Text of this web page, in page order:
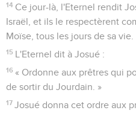
14 Ce jour-là, l'Eternel rendit
Israël, et ils le respectèrent
Moïse, tous les jours de sa vie.
15 L'Eternel dit à Josué :
16 « Ordonne aux prêtres qui
de sortir du Jourdain. »
17 Josué donna cet ordre aux